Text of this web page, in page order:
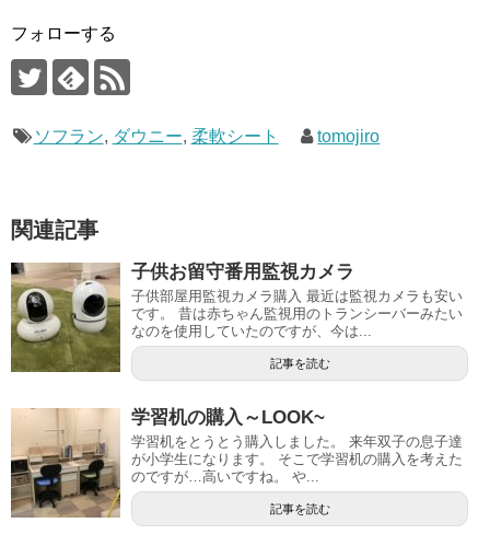
フォローする
ソフラン, ダウニー, 柔軟シート tomojiro
関連記事
子供お留守番用監視カメラ
子供部屋用監視カメラ購入 最近は監視カメラも安い
です。 昔は赤ちゃん監視用のトランシーバーみたい
なのを使用していたのですが、今は...
記事を読む
学習机の購入～LOOK~
学習机をとうとう購入しました。 来年双子の息子達
が小学生になります。 そこで学習机の購入を考えた
のですが…高いですね。 や...
記事を読む